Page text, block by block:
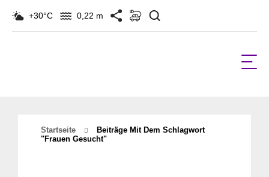
+30°C 0,22 m
Startseite
Beiträge Mit Dem Schlagwort
"frauen Gesucht"